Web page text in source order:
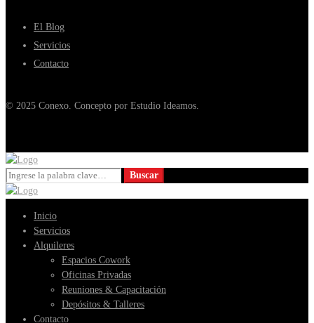
El Blog
Servicios
Contacto
© 2025 Conexo. Concepto por Estudio Ideamos.
Buscar: Buscar
Inicio
Servicios
Alquileres
Espacios Cowork
Oficinas Privadas
Reuniones & Capacitación
Depósitos & Talleres
Contacto